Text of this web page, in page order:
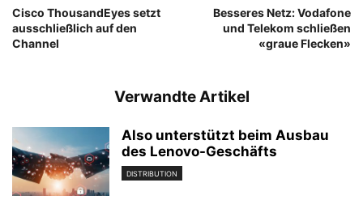
Cisco ThousandEyes setzt
ausschließlich auf den
Channel
Besseres Netz: Vodafone
und Telekom schließen
«graue Flecken»
Verwandte Artikel
Also unterstützt beim Ausbau
des Lenovo-Geschäfts
DISTRIBUTION